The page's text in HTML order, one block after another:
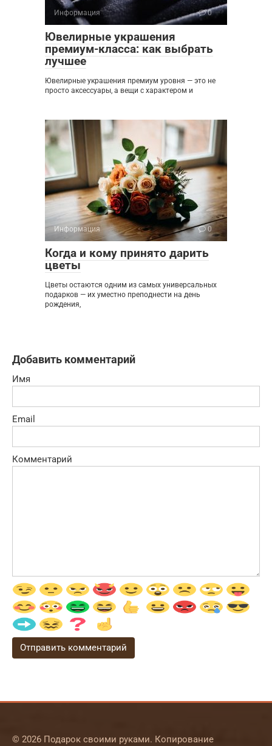
Информация 0
Ювелирные украшения
премиум-класса: как выбрать
лучшее
Ювелирные украшения премиум уровня — это не
просто аксессуары, а вещи с характером и
Информация 0
Когда и кому принято дарить
цветы
Цветы остаются одним из самых универсальных
подарков — их уместно преподнести на день
рождения,
Добавить комментарий
Имя
Email
Комментарий
© 2026 Подарок своими руками. Копирование